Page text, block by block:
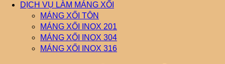
DỊCH VỤ LÀM MÁNG XỐI
MÁNG XỐI TÔN
MÁNG XỐI INOX 201
MÁNG XỐI INOX 304
MÁNG XỐI INOX 316